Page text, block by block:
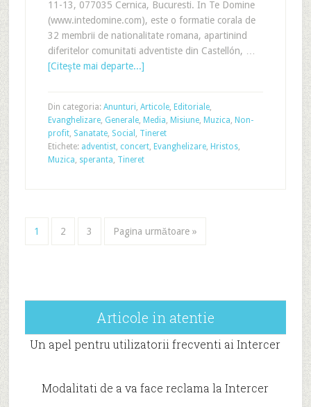
11-13, 077035 Cernica, Bucuresti. In Te Domine
(www.intedomine.com), este o formatie corala de
32 membrii de nationalitate romana, apartinind
diferitelor comunitati adventiste din Castellón, …
[Citeşte mai departe...]
Din categoria: Anunturi, Articole, Editoriale,
Evanghelizare, Generale, Media, Misiune, Muzica, Non-
profit, Sanatate, Social , Tineret
Etichete: adventist, concert, Evanghelizare, Hristos,
Muzica, speranta, Tineret
1 2 3 Pagina următoare »
Articole in atentie
Un apel pentru utilizatorii frecventi ai Intercer
Modalitati de a va face reclama la Intercer